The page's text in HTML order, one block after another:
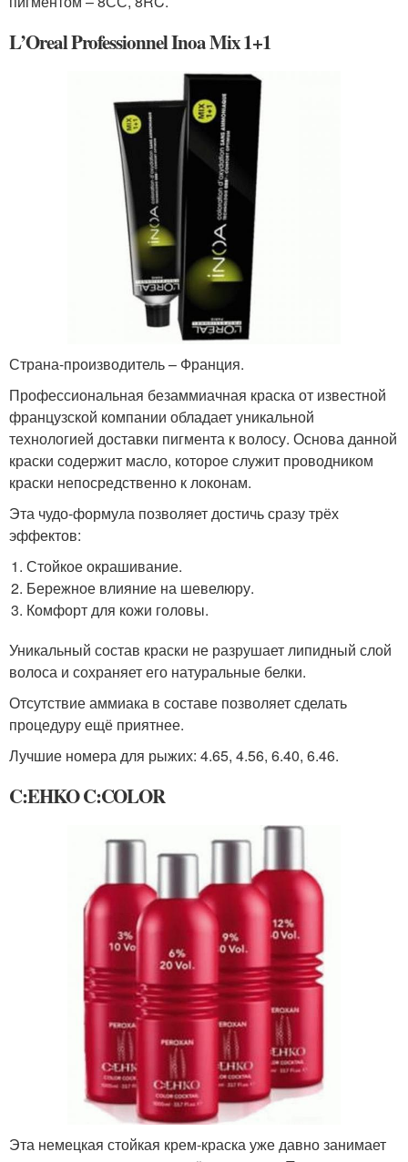
L’Oreal Professionnel Inoa Mix 1+1
Страна-производитель – Франция.
Профессиональная безаммиачная краска от известной
французской компании обладает уникальной
технологией доставки пигмента к волосу. Основа данной
краски содержит масло, которое служит проводником
краски непосредственно к локонам.
Эта чудо-формула позволяет достичь сразу трёх
эффектов:
Стойкое окрашивание.
Бережное влияние на шевелюру.
Комфорт для кожи головы.
Уникальный состав краски не разрушает липидный слой
волоса и сохраняет его натуральные белки.
Отсутствие аммиака в составе позволяет сделать
процедуру ещё приятнее.
Лучшие номера для рыжих: 4.65, 4.56, 6.40, 6.46.
C:EHKO C:COLOR
Эта немецкая стойкая крем-краска уже давно занимает